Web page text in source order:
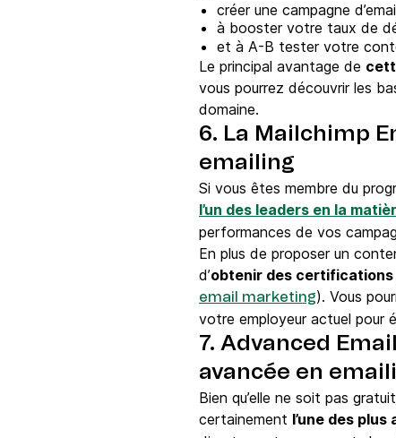
créer une campagne
à booster votre taux de
et à A-B tester votre
Le principal avantage de
vous pourrez découvrir les
domaine.
6. La Mailchimp
emailing
Si vous êtes membre du
l’un des leaders en la
performances de vos
En plus de proposer un
d’obtenir des certifications
email marketing). Vous
votre employeur actuel pour
7. Advanced
avancée en
Bien qu’elle ne soit pas
certainement l’une des